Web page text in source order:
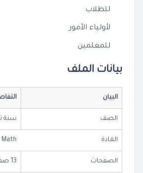
للطلاب
لأولياء الأمور
للمعلمين
بيانات الملف
البيان
الصف سنة
المادة Math
الصفحات 13 صفحة